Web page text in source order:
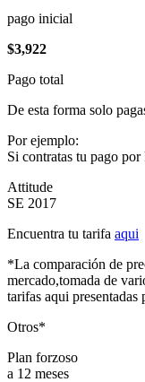
pago inicial
$3,922
Pago total
De esta forma solo
Por ejemplo:
Si contratas tu pago
Attitude
SE 2017
Encuentra tu tarifa aqui
*La comparación de
mercado,tomada de
tarifas aqui presentadas
Otros*
Plan forzoso
a 12 meses